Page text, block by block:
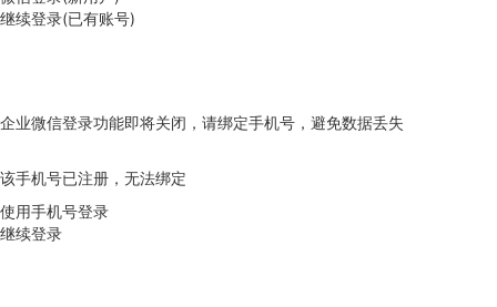
继续登录(已有账号)
企业微信登录功能即将关闭，请绑定手机号，避免数据丢失
该手机号已注册，无法绑定
使用手机号登录
继续登录